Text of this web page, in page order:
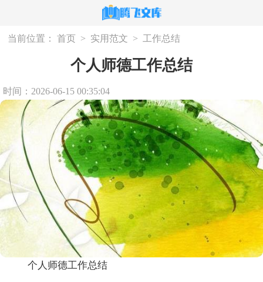
当前位置： 首页 > 实用范文 > 工作总结
个人师德工作总结
时间：2026-06-15 00:35:04
个人师德工作总结